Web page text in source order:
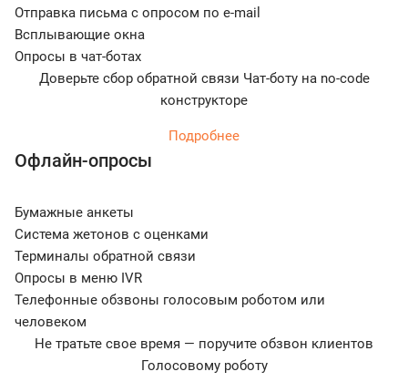
Отправка письма с опросом по e-mail
Всплывающие окна
Опросы в чат-ботах
Доверьте сбор обратной связи Чат-боту на no-code
конструкторе
Подробнее
Офлайн-опросы
Бумажные анкеты
Система жетонов с оценками
Терминалы обратной связи
Опросы в меню IVR
Телефонные обзвоны голосовым роботом или
человеком
Не тратьте свое время — поручите обзвон клиентов
Голосовому роботу